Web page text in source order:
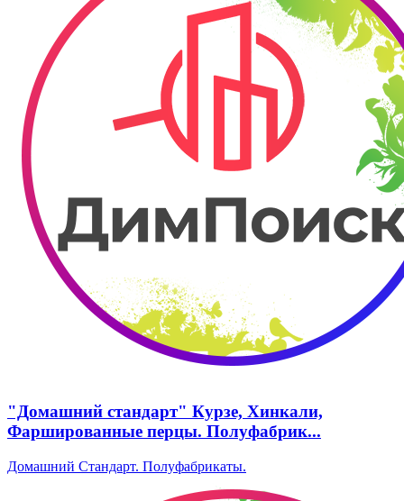
"Домашний стандарт" Курзе, Хинкали,
Фаршированные перцы. Полуфабрик...
Домашний Стандарт. Полуфабрикаты.